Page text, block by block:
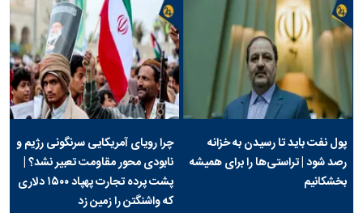
پول نفت باید تا رسیدن به خزانه
رصد شود | تراستی‌ها را برای همیشه
بخشکانیم
چرا رویای آمریکایی سرنگونی رژیم و
نابودی محور مقاومت تعبیر نشد؟ |
پشت پرده تجارت پهپاد‌ ۱۵۰۰ دلاری
که واشنگتن را زمین زد